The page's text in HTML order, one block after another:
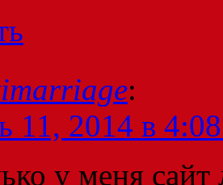
:
11, 2014 в
у меня